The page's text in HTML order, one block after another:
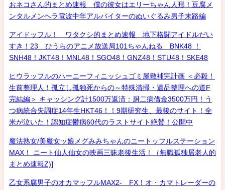
おネコさん的まとめ速報 僕の彼女はエリーちゃん人形！豆腐メ
ンタルメンヘラ電波中年アルバイターのぬいぐるみ男子末路編
アイドッフル！ ワタクシ的まとめ速報 地下格闘アイドルだい
すき！23 ひうらのアニメ放送局101ちゃんねる BNK48 ！
SNH48！JKT48！MNL48！SGO48！GNZ48！STU48！SKE48
ヒウラッフルのハーニーフィニッシュゴミ屋敷補完計画 ＜必殺！
生前整理人！孤立し孤独死からの～特殊清掃・遺品整理への道F
完結編＞ キャッシング計1500万返済：厨二病借金3500万円！う
つ病統合失調症14年生HKT46！！9期研究生、最後のサイト！全
米が泣いた！認知症鬱病60代のラストサイト絶賛！公開中
魔法熟女/美魔女ッ娘メグみみちゃんのニートッフルステーション
MAX！ ニート仙人仙女の映画三昧老後生活！（無職孤独居老人的
まとめ速報Z)]
乙女系腐男子のオカマッフルMAX2- FX！オ・カマトレーダーの